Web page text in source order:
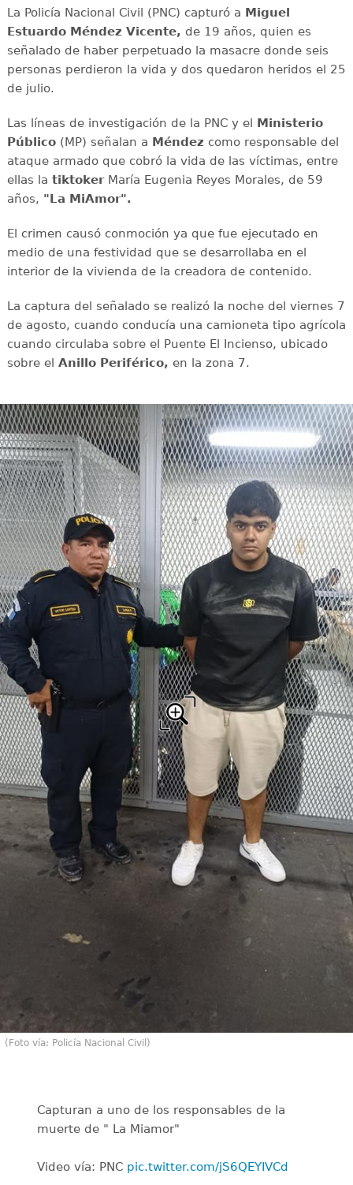
La Policía Nacional Civil (PNC) capturó a Miguel
Estuardo Méndez Vicente, de 19 años, quien es
señalado de haber perpetuado la masacre donde seis
personas perdieron la vida y dos quedaron heridos el 25
de julio.
Las líneas de investigación de la PNC y el
Ministerio
Público(MP) señalan a Méndez como responsable del
ataque armado que cobró la vida de las víctimas, entre
ellas la tiktokerMaría Eugenia Reyes Morales, de 59
años, "La MiAmor".
El crimen causó conmoción ya que fue ejecutado en
medio de una festividad que se desarrollaba en el
interior de la vivienda de la creadora de contenido.
La captura del señalado se realizó la noche del viernes 7
de agosto, cuando conducía una camioneta tipo agrícola
cuando circulaba sobre el Puente El Incienso, ubicado
sobre el Anillo Periférico, en la zona 7.
(Foto vía: Policía Nacional Civil)
Capturan a uno de los responsables de la
muerte de " La Miamor"
Video vía: PNC pic.twitter.com/jS6QEYIVCd